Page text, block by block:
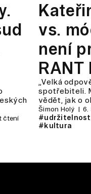
čtení
vs.
není
RANT
#146
„Velká
spotřebiteli.
vědět, jak o
Šimon Holý 6.
#udržitelnost
#kultura